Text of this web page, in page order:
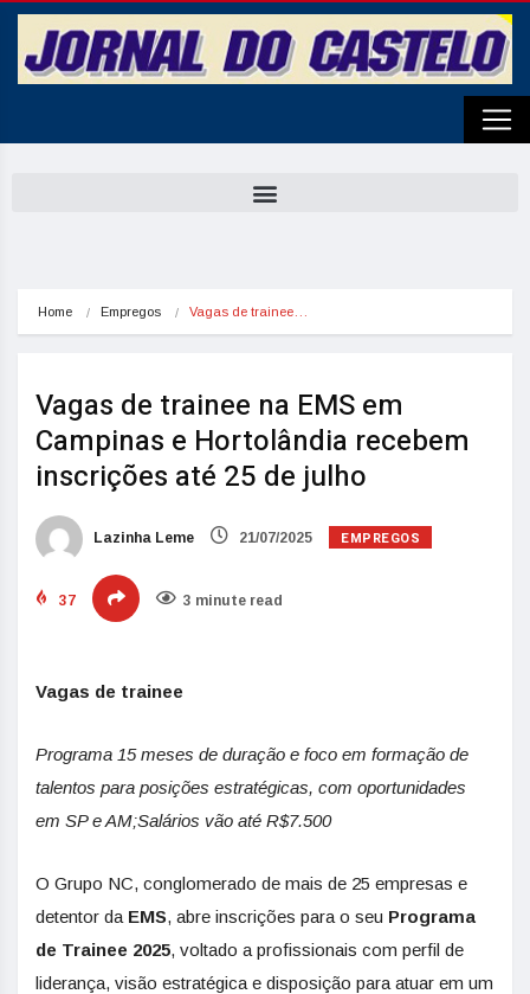
Home Empregos Vagas de trainee…
Vagas de trainee na EMS em
Campinas e Hortolândia recebem
inscrições até 25 de julho
Lazinha Leme 21/07/2025 EMPREGOS
37 3 minute read
Vagas de trainee
Programa 15 meses de duração e foco em formação de
talentos para posições estratégicas, com oportunidades
em SP e AM;Salários vão até R$7.500
O Grupo NC, conglomerado de mais de 25 empresas e
detentor da EMS, abre inscrições para o seu Programa
de Trainee 2025, voltado a profissionais com perfil de
liderança, visão estratégica e disposição para atuar em um